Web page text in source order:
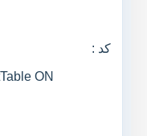
کد :
ON